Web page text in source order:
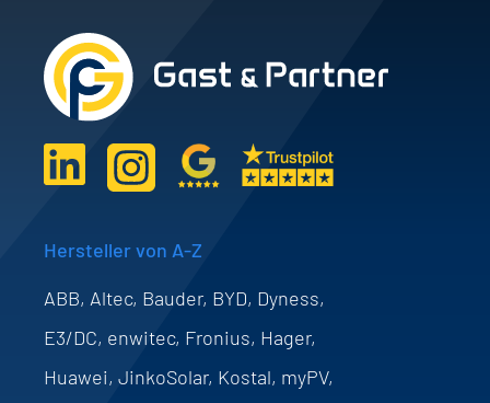
Hersteller von A-Z
ABB, Altec, Bauder, BYD, Dyness,
E3/DC, enwitec, Fronius, Hager,
Huawei, JinkoSolar, Kostal, myPV,